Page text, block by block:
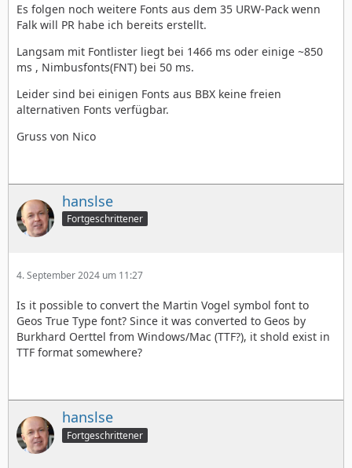
Es folgen noch weitere Fonts aus dem 35 URW-Pack wenn
Falk will PR habe ich bereits erstellt.
Langsam mit Fontlister liegt bei 1466 ms oder einige ~850
ms , Nimbusfonts(FNT) bei 50 ms.
Leider sind bei einigen Fonts aus BBX keine freien
alternativen Fonts verfügbar.
Gruss von Nico
hanslse
Fortgeschrittener
4. September 2024 um 11:27
Is it possible to convert the Martin Vogel symbol font to
Geos True Type font? Since it was converted to Geos by
Burkhard Oerttel from Windows/Mac (TTF?), it shold exist in
TTF format somewhere?
hanslse
Fortgeschrittener